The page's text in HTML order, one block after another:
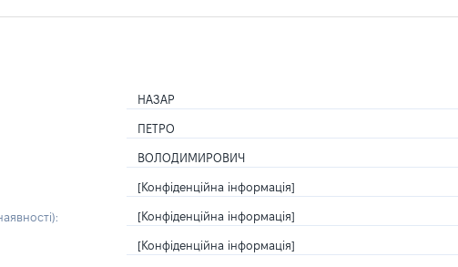
НАЗАР
ПЕТРО
ВОЛОДИМИРОВИЧ
[Конфіденційна інформація]
[Конфіденційна інформація]
[Конфіденційна інформація]